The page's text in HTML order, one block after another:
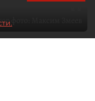
фото: